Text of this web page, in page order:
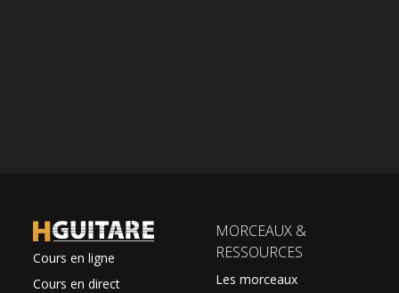
Cours en ligne
Cours en direct
MORCEAUX &
RESSOURCES
Les morceaux